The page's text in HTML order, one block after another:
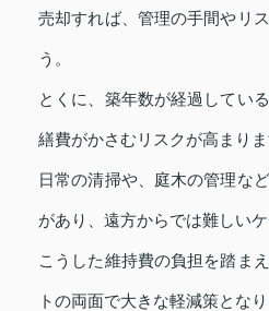
売却すれば、管理の手間やリ
う。
とくに、築年数が経過してい
繕費がかさむリスクが高まりま
日常の清掃や、庭木の管理な
があり、遠方からでは難しい
こうした維持費の負担を踏ま
トの両面で大きな軽減策となり